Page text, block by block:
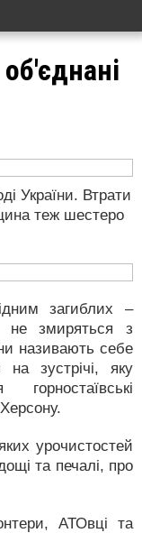
України. Втрати
теж шестеро
загиблих –
не змиряться з
називають себе
зустрічі, яку
урочистостей
та печалі, про
АТОвці та